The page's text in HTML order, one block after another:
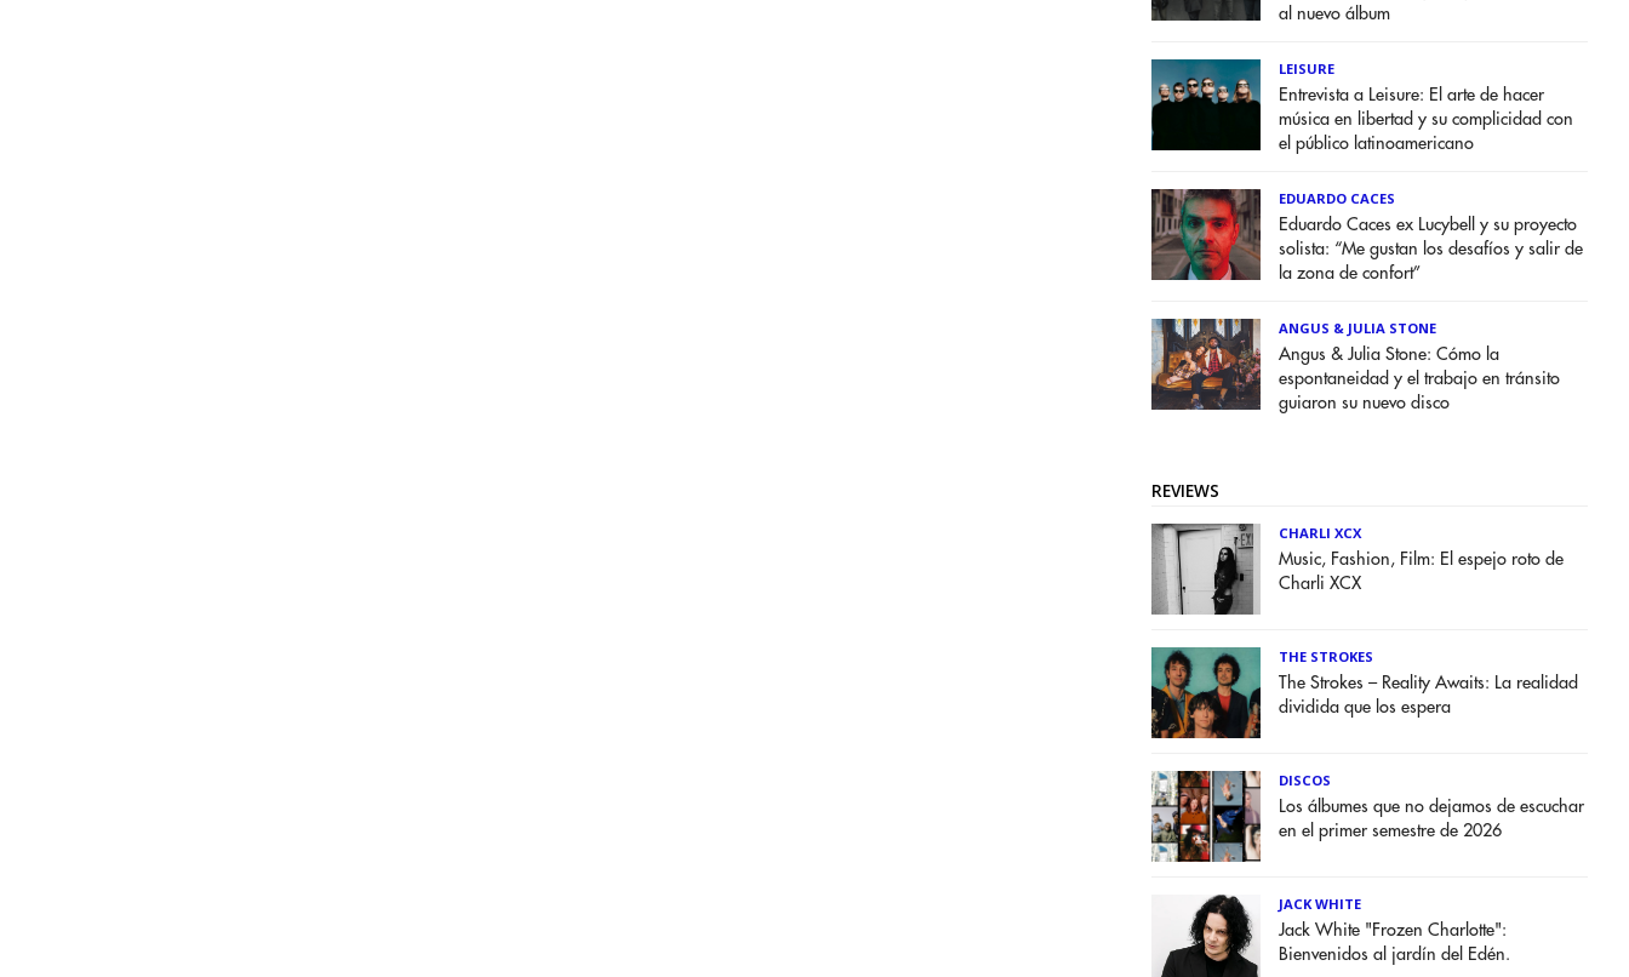
al nuevo álbum
LEISURE
Entrevista a Leisure: El arte de hacer
música en libertad y su complicidad con
el público latinoamericano
EDUARDO CACES
Eduardo Caces ex Lucybell y su proyecto
solista: “Me gustan los desafíos y salir de
la zona de confort”
ANGUS & JULIA STONE
Angus & Julia Stone: Cómo la
espontaneidad y el trabajo en tránsito
guiaron su nuevo disco
REVIEWS
CHARLI XCX
Music, Fashion, Film: El espejo roto de
Charli XCX
THE STROKES
The Strokes – Reality Awaits: La realidad
dividida que los espera
DISCOS
Los álbumes que no dejamos de escuchar
en el primer semestre de 2026
JACK WHITE
Jack White "Frozen Charlotte":
Bienvenidos al jardín del Edén.